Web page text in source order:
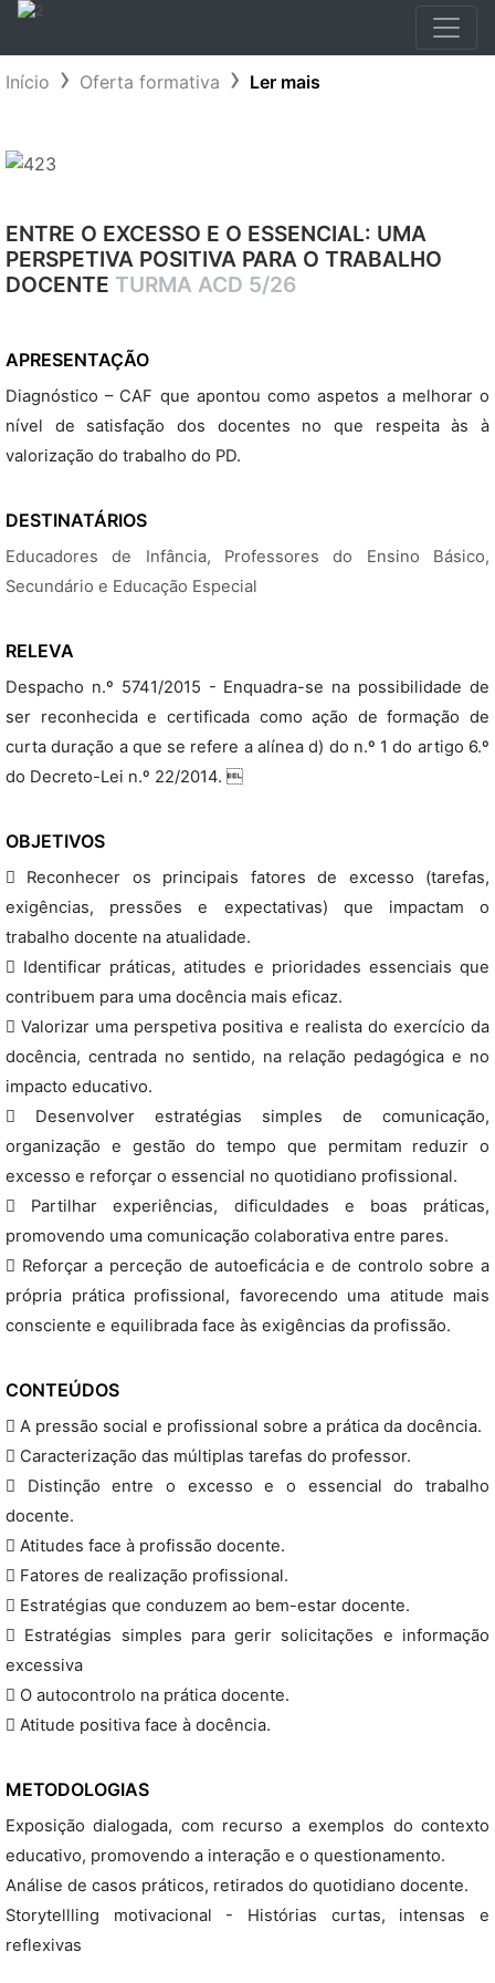
Início Oferta formativa Ler mais
ENTRE O EXCESSO E O ESSENCIAL: UMA
PERSPETIVA POSITIVA PARA O TRABALHO
DOCENTE TURMA ACD 5/26
APRESENTAÇÃO
Diagnóstico – CAF que apontou como aspetos a melhorar o
nível de satisfação dos docentes no que respeita às à
valorização do trabalho do PD.
DESTINATÁRIOS
Educadores de Infância, Professores do Ensino Básico,
Secundário e Educação Especial
RELEVA
Despacho n.º 5741/2015 - Enquadra-se na possibilidade de
ser reconhecida e certificada como ação de formação de
curta duração a que se refere a alínea d) do n.º 1 do artigo 6.º
do Decreto-Lei n.º 22/2014. 
OBJETIVOS
 Reconhecer os principais fatores de excesso (tarefas,
exigências, pressões e expectativas) que impactam o
trabalho docente na atualidade.
 Identificar práticas, atitudes e prioridades essenciais que
contribuem para uma docência mais eficaz.
 Valorizar uma perspetiva positiva e realista do exercício da
docência, centrada no sentido, na relação pedagógica e no
impacto educativo.
 Desenvolver estratégias simples de comunicação,
organização e gestão do tempo que permitam reduzir o
excesso e reforçar o essencial no quotidiano profissional.
 Partilhar experiências, dificuldades e boas práticas,
promovendo uma comunicação colaborativa entre pares.
 Reforçar a perceção de autoeficácia e de controlo sobre a
própria prática profissional, favorecendo uma atitude mais
consciente e equilibrada face às exigências da profissão.
CONTEÚDOS
 A pressão social e profissional sobre a prática da docência.
 Caracterização das múltiplas tarefas do professor.
 Distinção entre o excesso e o essencial do trabalho
docente.
 Atitudes face à profissão docente.
 Fatores de realização profissional.
 Estratégias que conduzem ao bem-estar docente.
 Estratégias simples para gerir solicitações e informação
excessiva
 O autocontrolo na prática docente.
 Atitude positiva face à docência.
METODOLOGIAS
Exposição dialogada, com recurso a exemplos do contexto
educativo, promovendo a interação e o questionamento.
Análise de casos práticos, retirados do quotidiano docente.
Storytellling motivacional - Histórias curtas, intensas e
reflexivas